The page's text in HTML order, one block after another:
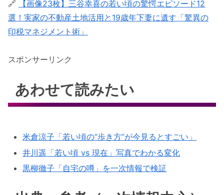
🔗
【画像23枚】三谷幸喜の若い頃の驚愕エピソード12
選！実家の不動産土地活用と19歳年下妻に遺す「驚異の
印税マネジメント術」
スポンサーリンク
あわせて読みたい
米倉涼子「若い頃の“歩き方”が今見るとすごい」
井川遥「若い頃 vs 現在」写真でわかる変化
黒柳徹子「自宅の噂」を一次情報で検証